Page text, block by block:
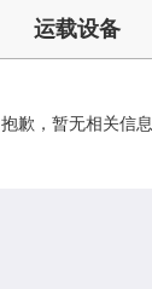
运载设备
抱歉，暂无相关信息